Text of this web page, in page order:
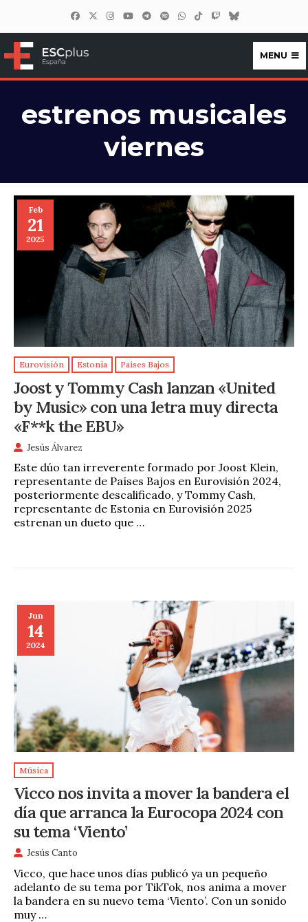
ESCplus España
MENU
estrenos musicales
viernes
Feb
21
2025
Eurovisión Estonia Países Bajos
Joost y Tommy Cash lanzan «United
by Music» con una letra muy directa
«F**k the EBU»
Jesús Álvarez
Este dúo tan irreverente formado por Joost Klein,
representante de Países Bajos en Eurovisión 2024,
posteriormente descalificado, y Tommy Cash,
representante de Estonia en Eurovisión 2025
estrenan un dueto que …
Jun
14
2024
Música
Vicco nos invita a mover la bandera el
día que arranca la Eurocopa 2024 con
su tema ‘Viento’
Jesús Canto
Vicco, que hace unos días publicó ya un pequeño
adelanto de su tema por TikTok, nos anima a mover
la bandera en su nuevo tema ‘Viento’. Con un sonido
muy …